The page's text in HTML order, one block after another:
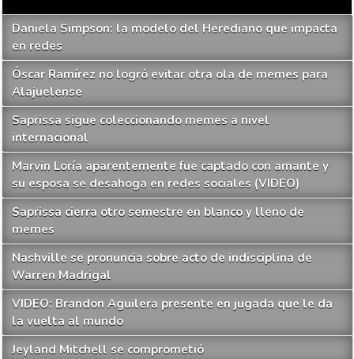
Daniela Simpson: la modelo del Herediano que impacta
en redes
Óscar Ramírez no logró evitar otra ola de memes para
Alajuelense
Saprissa sigue coleccionando memes a nivel
internacional
Marvin Loría aparentemente fue captado con amante y
su esposa se desahoga en redes sociales (VIDEO)
Saprissa cierra otro semestre en blanco y lleno de
memes
Nashville se pronuncia sobre acto de indisciplina de
Warren Madrigal
VIDEO: Brandon Aguilera presente en jugada que le da
la vuelta al mundo
Jeyland Mitchell se comprometió